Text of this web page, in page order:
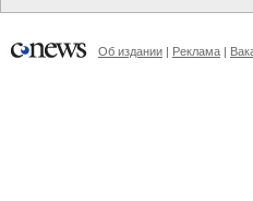
Об издании | Реклама |